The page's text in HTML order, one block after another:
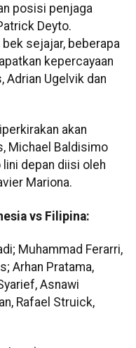
posisi penjaga
Deyto.
sejajar, beberapa
kepercayaan
Adrian Ugelvik dan
akan
Michael Baldisimo
depan diisi oleh
Mariona.
vs Filipina:
Muhammad Ferarri,
Arhan Pratama,
Asnawi
Rafael Struick,